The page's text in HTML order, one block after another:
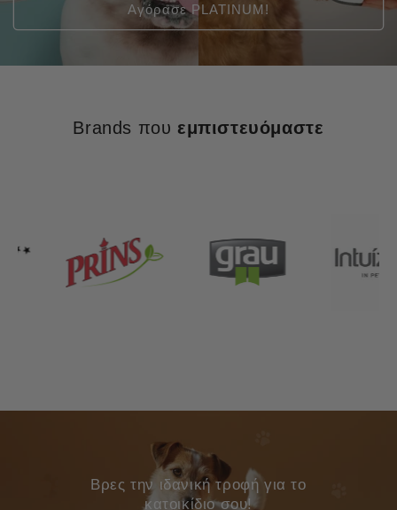
Αγόρασε PLATINUM!
Brands που εμπιστευόμαστε
Bρες την ιδανική τροφή για το
κατοικίδιο σου!